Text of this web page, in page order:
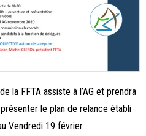
la FFTA assiste à l’AG et prendra
le plan de relance établi
Vendredi 19 février.